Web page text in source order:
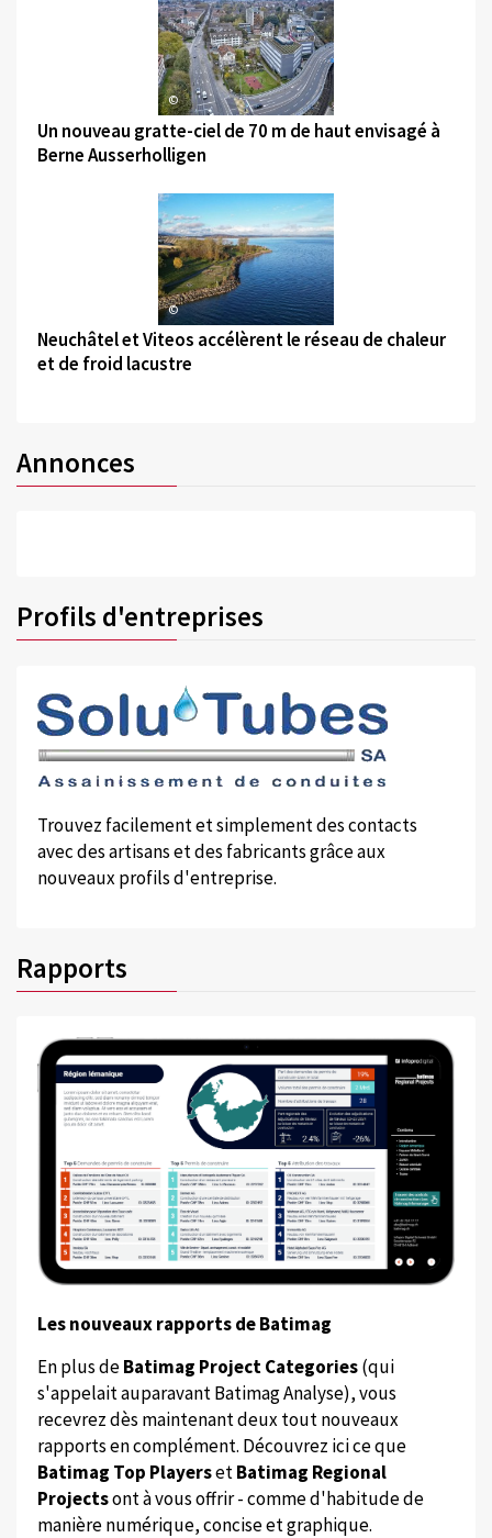
©
Un nouveau gratte-ciel de 70 m de haut envisagé à
Berne Ausserholligen
©
Neuchâtel et Viteos accélèrent le réseau de chaleur
et de froid lacustre
Annonces
Profils d'entreprises
Trouvez facilement et simplement des contacts
avec des artisans et des fabricants grâce aux
nouveaux profils d'entreprise.
Rapports
Les nouveaux rapports de Batimag
En plus deBatimag Project Categories(qui
s'appelait auparavant Batimag Analyse), vous
recevrez dès maintenant deux tout nouveaux
rapports en complément. Découvrez ici ce que
Batimag Top PlayersetBatimag Regional
Projectsont à vous offrir - comme d'habitude de
manière numérique, concise et graphique.